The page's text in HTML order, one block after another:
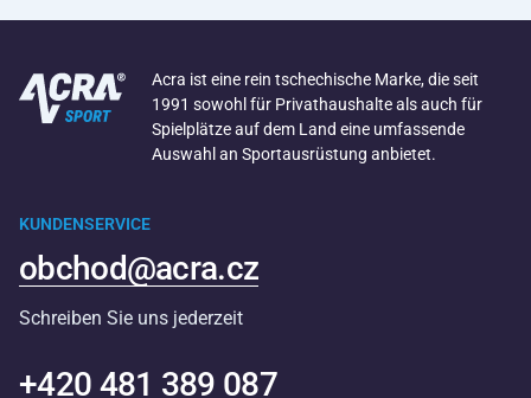
Acra ist eine rein tschechische Marke, die seit
1991 sowohl für Privathaushalte als auch für
Spielplätze auf dem Land eine umfassende
Auswahl an Sportausrüstung anbietet.
KUNDENSERVICE
obchod@acra.cz
Schreiben Sie uns jederzeit
+420 481 389 087